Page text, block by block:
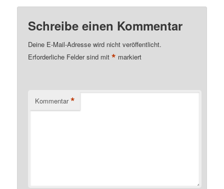
Schreibe einen Kommentar
Deine E-Mail-Adresse wird nicht veröffentlicht.
Erforderliche Felder sind mit* markiert
Kommentar *